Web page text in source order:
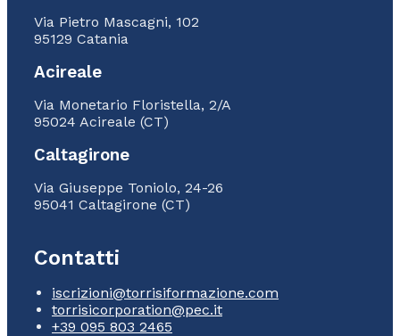
Via Pietro Mascagni, 102
95129 Catania
Acireale
Via Monetario Floristella, 2/A
95024 Acireale (CT)
Caltagirone
Via Giuseppe Toniolo, 24-26
95041 Caltagirone (CT)
Contatti
iscrizioni@torrisiformazione.com
torrisicorporation@pec.it
+39 095 803 2465